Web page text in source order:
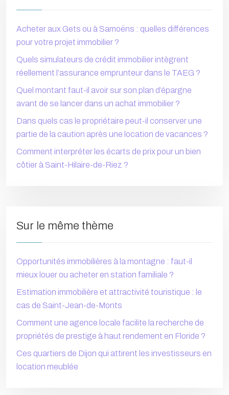
Acheter aux Gets ou à Samoëns : quelles différences
pour votre projet immobilier ?
Quels simulateurs de crédit immobilier intègrent
réellement l’assurance emprunteur dans le TAEG ?
Quel montant faut-il avoir sur son plan d’épargne
avant de se lancer dans un achat immobilier ?
Dans quels cas le propriétaire peut-il conserver une
partie de la caution après une location de vacances ?
Comment interpréter les écarts de prix pour un bien
côtier à Saint-Hilaire-de-Riez ?
Sur le même thème
Opportunités immobilières à la montagne : faut-il
mieux louer ou acheter en station familiale ?
Estimation immobilière et attractivité touristique : le
cas de Saint-Jean-de-Monts
Comment une agence locale facilite la recherche de
propriétés de prestige à haut rendement en Floride ?
Ces quartiers de Dijon qui attirent les investisseurs en
location meublée